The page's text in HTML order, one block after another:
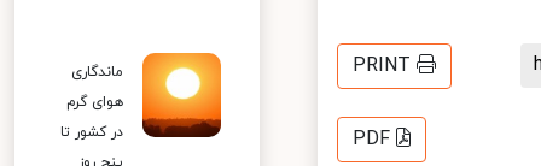
PRINT
PDF
ماندگاری
هوای گرم
در کشور تا